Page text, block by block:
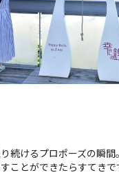
06-7777-7370
受付時間 11:00〜19:00/火曜日定休
続けるプロポーズの瞬
ことができたらすてきで